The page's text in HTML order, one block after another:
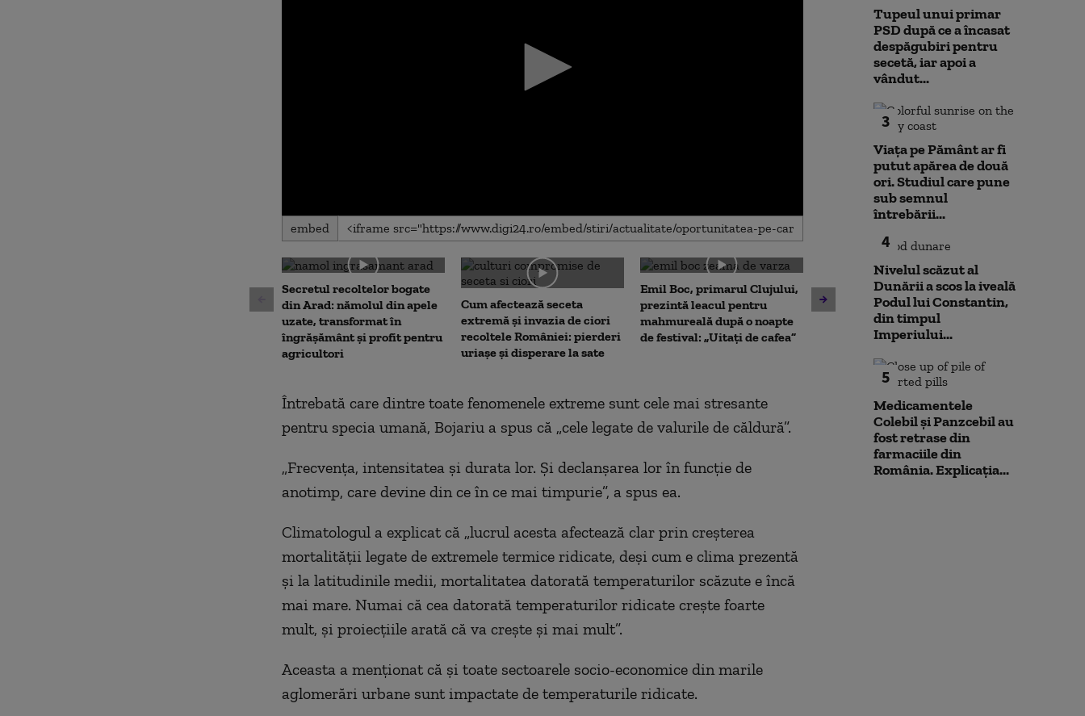
0
seconds
0
secondsVolume
90%
embed
Secretul recoltelor bogate
din Arad: nămolul din apele
uzate, transformat în
îngrășământ și profit pentru
agricultori
Cum afectează seceta
extremă și invazia de ciori
recoltele României: pierderi
uriașe și disperare la sate
Emil Boc, primarul Clujului,
prezintă leacul pentru
mahmureală după o noapte
de festival: „Uitați de cafea”
Nuclearelectrica: „Mai
putem câștiga două-trei
zile”. Ce se va întâmpla cu
Cristian Păun,
scăderea
Întrebată care dintre toate fenomenele extreme sunt cele mai stresante
pentru specia umană, Bojariu a spus că „cele legate de valurile de căldură”.
„Frecvența, intensitatea și durata lor. Și declanșarea lor în funcție de
anotimp, care devine din ce în ce mai timpurie”, a spus ea.
Climatologul a explicat că „lucrul acesta afectează clar prin creșterea
mortalității legate de extremele termice ridicate, deși cum e clima prezentă
și la latitudinile medii, mortalitatea datorată temperaturilor scăzute e încă
mai mare. Numai că cea datorată temperaturilor ridicate crește foarte
mult, și proiecțiile arată că va crește și mai mult”.
Aceasta a menționat că și toate sectoarele socio-economice din marile
aglomerări urbane sunt impactate de temperaturile ridicate.
Tupeul unui primar
PSD după ce a încasat
despăgubiri pentru
secetă, iar apoi a
vândut...
3
Viața pe Pământ ar fi
putut apărea de două
ori. Studiul care pune
sub semnul
întrebării...
4
Nivelul scăzut al
Dunării a scos la iveală
Podul lui Constantin,
din timpul
Imperiului...
5
Medicamentele
Colebil și Panzcebil au
fost retrase din
farmaciile din
România. Explicația...